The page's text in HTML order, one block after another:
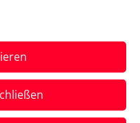
eins fällt
wohl acht